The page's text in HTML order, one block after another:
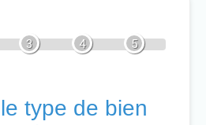
3 4 5
type de bien